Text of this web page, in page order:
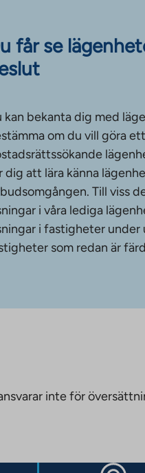
får se
kan bekanta dig med
om du vill göra
dig att lära känna
Till viss
i våra lediga
i fastigheter under
som redan är
inte för